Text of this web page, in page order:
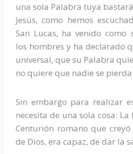
una sola Palabra tuya
Jesús, como hemos
San Lucas, ha venido como
los hombres y ha declarado
universal, que su Palabra
no quiere que nadie se pierda.
Sin embargo para realizar
necesita de una sola cosa:
Centurión romano que
de Dios, era capaz, de dar la